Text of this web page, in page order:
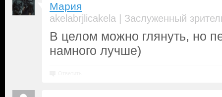
Мария
akelabrjlicakela | Заслуженный
В целом можно глянуть, но
намного лучше)